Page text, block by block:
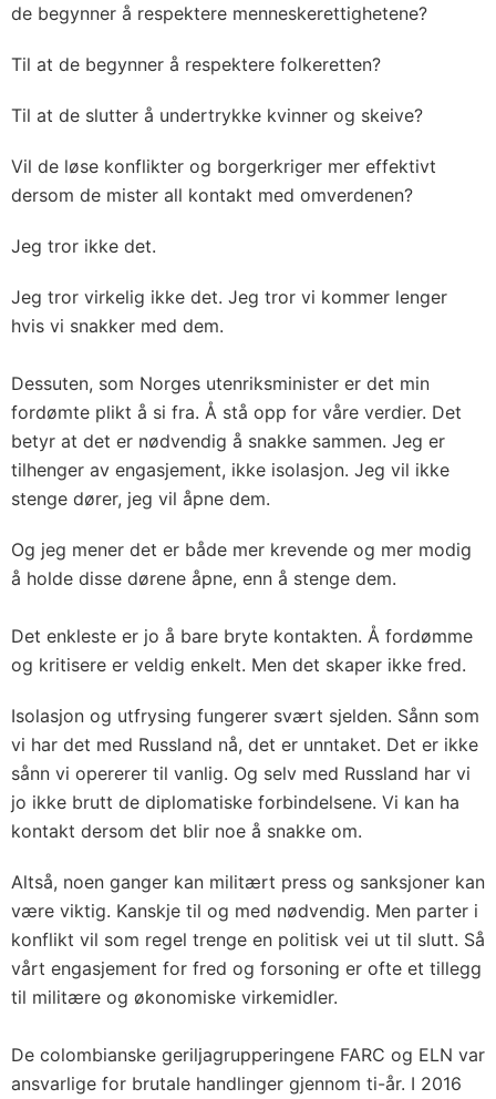
de begynner å respektere menneskerettighetene?
Til at de begynner å respektere folkeretten?
Til at de slutter å undertrykke kvinner og skeive?
Vil de løse konflikter og borgerkriger mer effektivt
dersom de mister all kontakt med omverdenen?
Jeg tror ikke det.
Jeg tror virkelig ikke det. Jeg tror vi kommer lenger
hvis vi snakker med dem.
Dessuten, som Norges utenriksminister er det min
fordømte plikt å si fra. Å stå opp for våre verdier. Det
betyr at det er nødvendig å snakke sammen. Jeg er
tilhenger av engasjement, ikke isolasjon. Jeg vil ikke
stenge dører, jeg vil åpne dem.
Og jeg mener det er både mer krevende og mer modig
å holde disse dørene åpne, enn å stenge dem.
Det enkleste er jo å bare bryte kontakten. Å fordømme
og kritisere er veldig enkelt. Men det skaper ikke fred.
Isolasjon og utfrysing fungerer svært sjelden. Sånn som
vi har det med Russland nå, det er unntaket. Det er ikke
sånn vi opererer til vanlig. Og selv med Russland har vi
jo ikke brutt de diplomatiske forbindelsene. Vi kan ha
kontakt dersom det blir noe å snakke om.
Altså, noen ganger kan militært press og sanksjoner kan
være viktig. Kanskje til og med nødvendig. Men parter i
konflikt vil som regel trenge en politisk vei ut til slutt. Så
vårt engasjement for fred og forsoning er ofte et tillegg
til militære og økonomiske virkemidler.
De colombianske geriljagrupperingene FARC og ELN var
ansvarlige for brutale handlinger gjennom ti-år. I 2016